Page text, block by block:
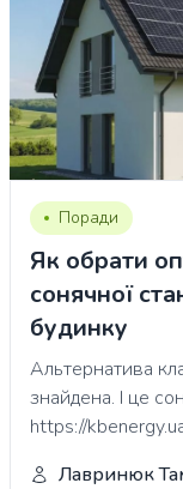
Поради
Як обрати
сонячної
будинку
Альтернатива
знайдена. І це
https://
Лавринюк